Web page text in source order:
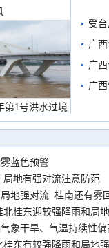
第1号洪水过境
汛况
受
有
广
广
预警
广
蓝色预警
地有强对流注意防范
地强对流 桂南还有雾
桂东迎较强降雨和局
象干旱、气温持续性偏
东有较强降雨和局地